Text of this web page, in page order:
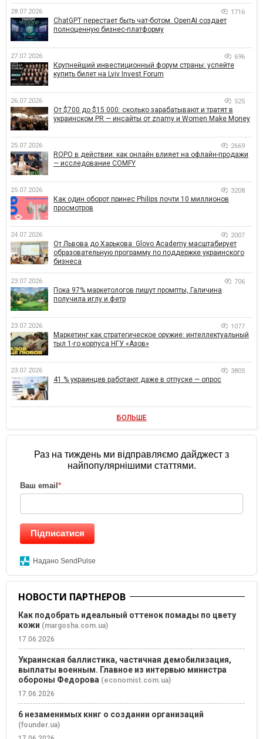
28.07.2026 1716
ChatGPT перестает быть чат-ботом. OpenAI создает
полноценную бизнес-платформу
27.07.2026 696
Крупнейший инвестиционный форум страны: успейте
купить билет на Lviv Invest Forum
26.07.2026 525
От $700 до $15 000: сколько зарабатывают и тратят в
украинском PR — инсайты от znamy и Women Make Money
25.07.2026 2669
ROPO в действии: как онлайн влияет на офлайн-продажи
— исследование COMFY
25.07.2026 3208
Как один оборот принес Philips почти 10 миллионов
просмотров
24.07.2026 2007
От Львова до Харькова: Glovo Academy масштабирует
образовательную программу по поддержке украинского
бизнеса
23.07.2026 706
Пока 97% маркетологов пишут промпты, Галичина
получила иглу и фетр
23.07.2026 1077
Маркетинг как стратегическое оружие: интеллектуальный
тыл 1-го корпуса НГУ «Азов»
23.07.2026 3805
41 % украинцев работают даже в отпуске — опрос
БОЛЬШЕ
Раз на тиждень ми відправляємо дайджест з
найпопулярнішими статтями.
Ваш email *
Підписатися
Надано SendPulse
НОВОСТИ ПАРТНЕРОВ
Как подобрать идеальный оттенок помады по цвету
кожи (margosha.com.ua)
17.06.2026
Украинская баллистика, частичная демобилизация,
выплаты военным. Главное из интервью министра
обороны Федорова (economist.com.ua)
17.06.2026
6 незаменимых книг о создании организаций
(founder.ua)